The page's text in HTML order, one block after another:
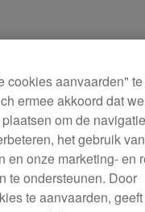
16
cookies aanvaarden"
ermee akkoord dat
om de
het gebruik
en onze marketing- en
te ondersteunen. Door
te aanvaarden,